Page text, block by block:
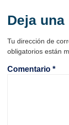
Deja
Tu dirección de
obligatorios están
Comentario *